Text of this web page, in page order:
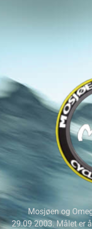
Mosjøen og
29.09.2003. Målet er